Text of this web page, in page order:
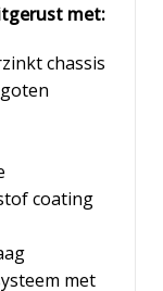
met:
chassis
coating
met